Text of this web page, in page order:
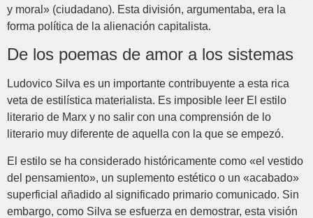
y moral» (ciudadano). Esta división, argumentaba, era la
forma política de la alienación capitalista.
De los poemas de amor a los sistemas
Ludovico Silva es un importante contribuyente a esta rica
veta de estilística materialista. Es imposible leer El estilo
literario de Marx y no salir con una comprensión de lo
literario muy diferente de aquella con la que se empezó.
El estilo se ha considerado históricamente como «el vestido
del pensamiento», un suplemento estético o un «acabado»
superficial añadido al significado primario comunicado. Sin
embargo, como Silva se esfuerza en demostrar, esta visión